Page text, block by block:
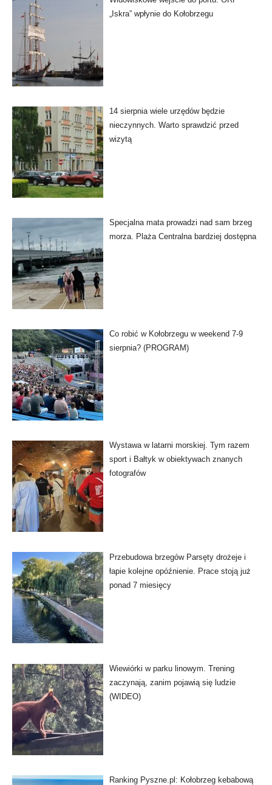
„Iskra” wpłynie do Kołobrzegu
14 sierpnia wiele urzędów będzie
nieczynnych. Warto sprawdzić przed
wizytą
Specjalna mata prowadzi nad sam brzeg
morza. Plaża Centralna bardziej dostępna
Co robić w Kołobrzegu w weekend 7-9
sierpnia? (PROGRAM)
Wystawa w latarni morskiej. Tym razem
sport i Bałtyk w obiektywach znanych
fotografów
Przebudowa brzegów Parsęty drożeje i
łapie kolejne opóźnienie. Prace stoją już
ponad 7 miesięcy
Wiewiórki w parku linowym. Trening
zaczynają, zanim pojawią się ludzie
(WIDEO)
Ranking Pyszne.pl: Kołobrzeg kebabową